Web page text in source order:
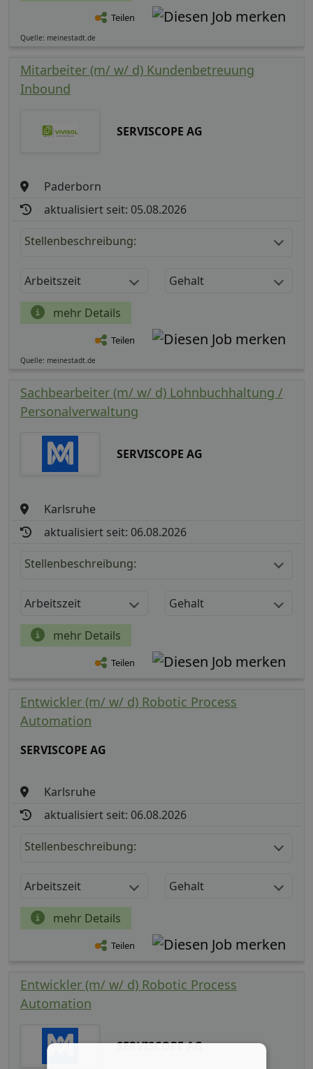
Teilen
Quelle: meinestadt.de
Mitarbeiter (m/ w/ d) Kundenbetreuung
Inbound
SERVISCOPE AG
Paderborn
aktualisiert seit: 05.08.2026
Stellenbeschreibung:
Arbeitszeit Gehalt
mehr Details
Teilen
Quelle: meinestadt.de
Sachbearbeiter (m/ w/ d) Lohnbuchhaltung /
Personalverwaltung
SERVISCOPE AG
Karlsruhe
aktualisiert seit: 06.08.2026
Stellenbeschreibung:
Arbeitszeit Gehalt
mehr Details
Teilen
Entwickler (m/ w/ d) Robotic Process
Automation
SERVISCOPE AG
Karlsruhe
aktualisiert seit: 06.08.2026
Stellenbeschreibung:
Arbeitszeit Gehalt
mehr Details
Teilen
Entwickler (m/ w/ d) Robotic Process
Automation
SERVISCOPE AG